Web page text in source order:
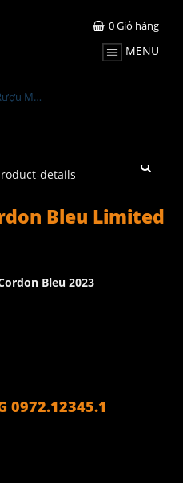
0Giỏ hàng
MENU
Rượu Martell Cordon Bleu Limited 2023
Bleu Limited
Bleu 2023
0972.12345.1